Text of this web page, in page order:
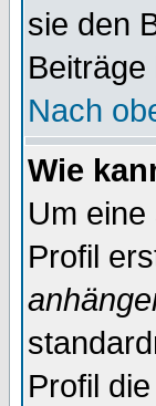
sie den
Nach
Wie
Um
Profil
Profil